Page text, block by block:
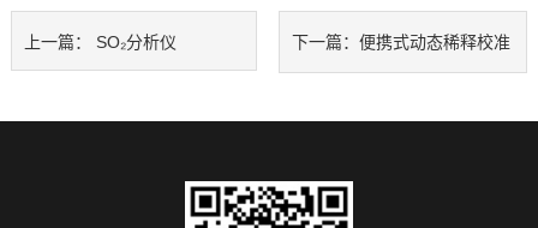
上一篇： SO₂分析仪 下一篇： 便携式动态稀释校准